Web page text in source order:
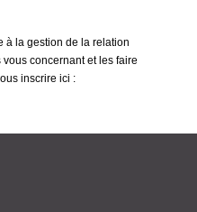
à la gestion de la relation
concernant et les faire
inscrire ici :